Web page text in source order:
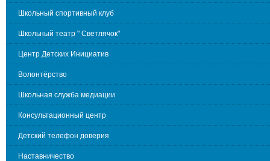
Школьный спортивный клуб
Школьный театр " Светлячок"
Центр Детских Инициатив
Волонтёрство
Школьная служба медиации
Консультационный центр
Детский телефон доверия
Наставничество